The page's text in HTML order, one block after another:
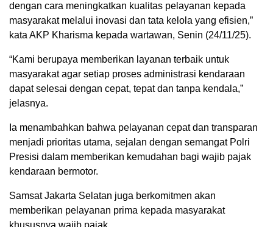
dengan cara meningkatkan kualitas pelayanan kepada
masyarakat melalui inovasi dan tata kelola yang efisien,”
kata AKP Kharisma kepada wartawan, Senin (24/11/25).
“Kami berupaya memberikan layanan terbaik untuk
masyarakat agar setiap proses administrasi kendaraan
dapat selesai dengan cepat, tepat dan tanpa kendala,”
jelasnya.
Ia menambahkan bahwa pelayanan cepat dan transparan
menjadi prioritas utama, sejalan dengan semangat Polri
Presisi dalam memberikan kemudahan bagi wajib pajak
kendaraan bermotor.
Samsat Jakarta Selatan juga berkomitmen akan
memberikan pelayanan prima kepada masyarakat
khususnya wajib pajak.